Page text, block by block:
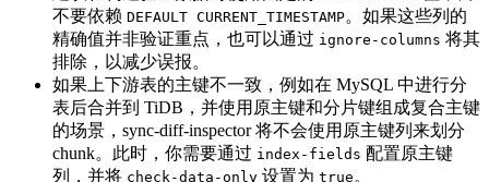
不要依赖 DEFAULT CURRENT_TIMESTAMP。如果这些列的
精确值并非验证重点，也可以通过 ignore-columns 将其
排除，以减少误报。
如果上下游表的主键不一致，例如在 MySQL 中进行分
表后合并到 TiDB，并使用原主键和分片键组成复合主键
的场景，sync-diff-inspector 将不会使用原主键列来划分
chunk。此时，你需要通过 index-fields 配置原主键
列，并将 check-data-only 设置为 true 。